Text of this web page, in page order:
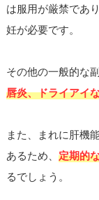
は服用が厳禁であ
妊が必要です。
その他の一般的な
唇炎、ドライアイ
また、まれに肝機
あるため、 定期的
るでしょう。